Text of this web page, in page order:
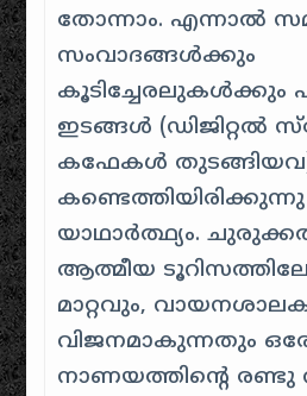
തോന്നാം. എന്നാൽ
സംവാദങ്ങൾക്കും
കൂടിച്ചേരലുകൾക്കും
ഇടങ്ങൾ (ഡിജിറ്റൽ
കഫേകൾ
യാഥാർത്ഥ്യം.
ആത്മീയ
മാറ്റവും,
വിജനമാകുന്നതും
നാണയത്തിന്റെ രണ്ടു